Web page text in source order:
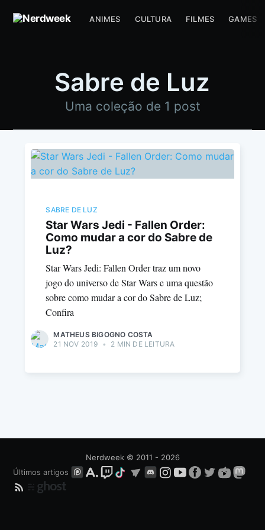
ANIMES CULTURA FILMES GAMES
Sabre de Luz
Uma coleção de 1 post
SABRE DE LUZ
Star Wars Jedi - Fallen Order:
Como mudar a cor do Sabre de
Luz?
Star Wars Jedi: Fallen Order traz um novo
jogo do universo de Star Wars e uma questão
sobre como mudar a cor do Sabre de Luz;
Confira
MATHEUS BIGOGNO COSTA
21 NOV 2019 • 2 MIN DE LEITURA
Nerdweek© 2011 - 2026
Últimos artigos